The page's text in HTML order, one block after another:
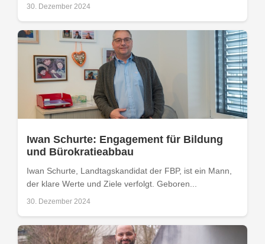
30. Dezember 2024
Iwan Schurte: Engagement für Bildung
und Bürokratieabbau
Iwan Schurte, Landtagskandidat der FBP, ist ein Mann,
der klare Werte und Ziele verfolgt. Geboren...
30. Dezember 2024